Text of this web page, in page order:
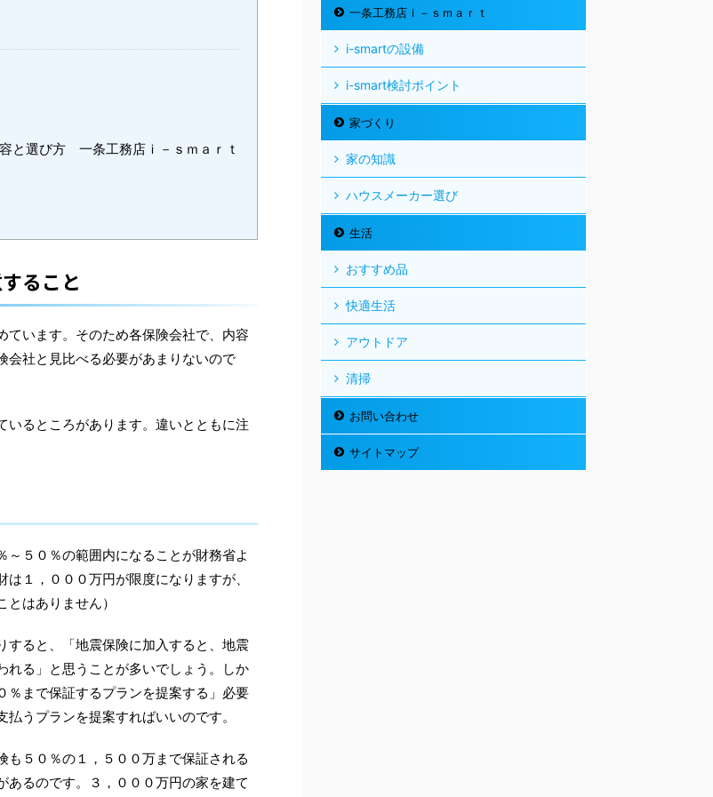
と選び方 一条工務店ｉ－ｓｍａｒｔ
ること
います。そのため各保険会社で、内容
会社と見比べる必要があまりないので
いるところがあります。違いとともに注
５０％の範囲内になることが財務省よ
１，０００万円が限度になりますが、
はありません）
すると、「地震保険に加入すると、地震
れる」と思うことが多いでしょう。しか
％まで保証するプランを提案する」必要
うプランを提案すればいいのです。
５０％の１，５００万まで保証される
るのです。３，０００万円の家を建て
一条工務店ｉ－ｓｍａｒｔ
i-smartの設備
i-smart検討ポイント
家づくり
家の知識
ハウスメーカー選び
生活
おすすめ品
快適生活
アウトドア
清掃
お問い合わせ
サイトマップ